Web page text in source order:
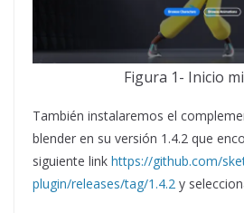
Figura 1- Inicio
También instalaremos el
blender en su versión 1.4.2 que
siguiente link https://github.com/
plugin/releases/tag/1.4.2 y